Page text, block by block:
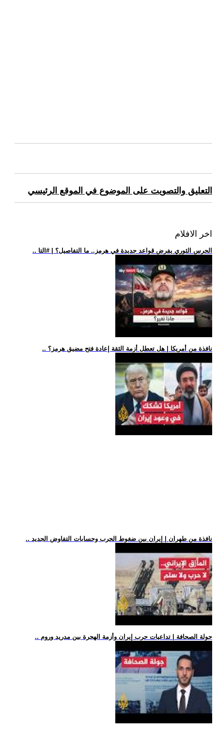
التعليق والتصويت على الموضوع في الموقع الرئيسي
اخر الافلام
.. الحرس الثوري يفرض قواعد جديدة في هرمز.. ما التفاصيل؟ | #التا
.. نافذة من أمريكا | هل تعطل أزمة الثقة إعادة فتح مضيق هرمز؟
.. نافذة من طهران | إيران بين ضغوط الحرب وحسابات التفاوض الجديد
.. جولة الصحافة | تداعيات حرب إيران وأزمة الهجرة بين مدريد وروم